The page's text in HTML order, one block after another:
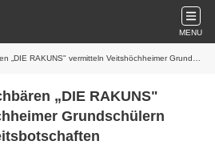
MENU
vermitteln Veitshöchheimer Grundschülern wichtige Gesundheitsbotschaften
„DIE RAKUNS"
Grundschülern